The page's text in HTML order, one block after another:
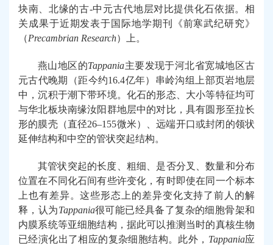
块南 、北缘的古-中 元古代地层对比提供化石依据。相
关成果于近期发表于国际地学期刊《前寒武纪研究》
（Precambrian Research）上 。
燕山地区的Tappania主要发现于河北省宽城地区古
元古代晚期（距今约16.4亿年）串岭沟组
上部页岩地层
中，沉积于潮下带环境。 化石的形态、大小等特征均可
与华北板块南缘汝阳 群地层中的对比，具有圆形至拉长
形的膜壳（直径26–155微米）
、远端开口或封闭的领状
延伸结构和中空的管状突起结构。
其管状突起的长度、 粗细 、是否分叉、数量和分布
位置在不同化石间有些许变化，有时即使在同一个标本
上也有差异。这些形态 上的差异变化支持了前人的解
释 ，认为Tappania很可能已经具备了复杂的细胞骨架和
内膜系统等亚细胞结构 ，据此可以推测当时的真核生物
已经演化出了相应的复杂细胞结构。 此外， Tappania应